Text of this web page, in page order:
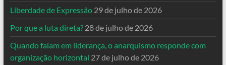
Liberdade de Expressão 29 de julho de 2026
Por que a luta direta? 28 de julho de 2026
Quando falam em liderança, o anarquismo responde com
organização horizontal 27 de julho de 2026